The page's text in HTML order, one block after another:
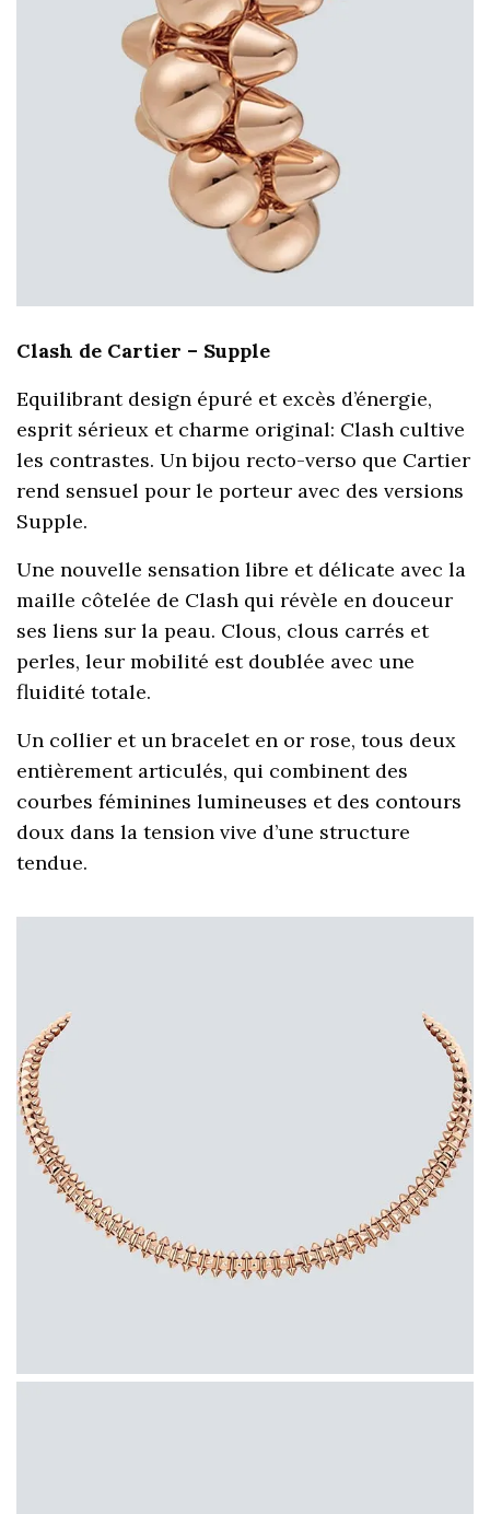
Clash de Cartier – Supple
Equilibrant design épuré et excès d’énergie,
esprit sérieux et charme original: Clash cultive
les contrastes. Un bijou recto-verso que Cartier
rend sensuel pour le porteur avec des versions
Supple.
Une nouvelle sensation libre et délicate avec la
maille côtelée de Clash qui révèle en douceur
ses liens sur la peau. Clous, clous carrés et
perles, leur mobilité est doublée avec une
fluidité totale.
Un collier et un bracelet en or rose, tous deux
entièrement articulés, qui combinent des
courbes féminines lumineuses et des contours
doux dans la tension vive d’une structure
tendue.